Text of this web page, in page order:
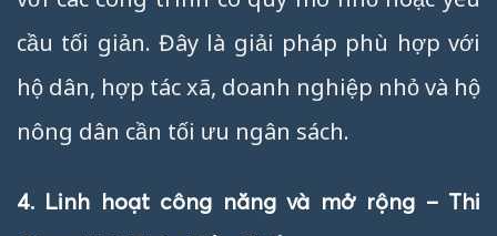
cầu tối giản. Đây là giải pháp phù hợp với
hộ dân, hợp tác xã, doanh nghiệp nhỏ và hộ
nông dân cần tối ưu ngân sách.
4. Linh hoạt công năng và mở rộng – Thi